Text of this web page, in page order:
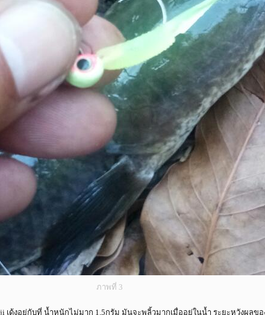
ภาพที่ 3
ด้งอยู่กับที่ น้ำหนักไม่มาก 1.5กรัม มันจะพลิ้วมากเมื่ออยู่ในน้ำ ระยะหวังผลขอ